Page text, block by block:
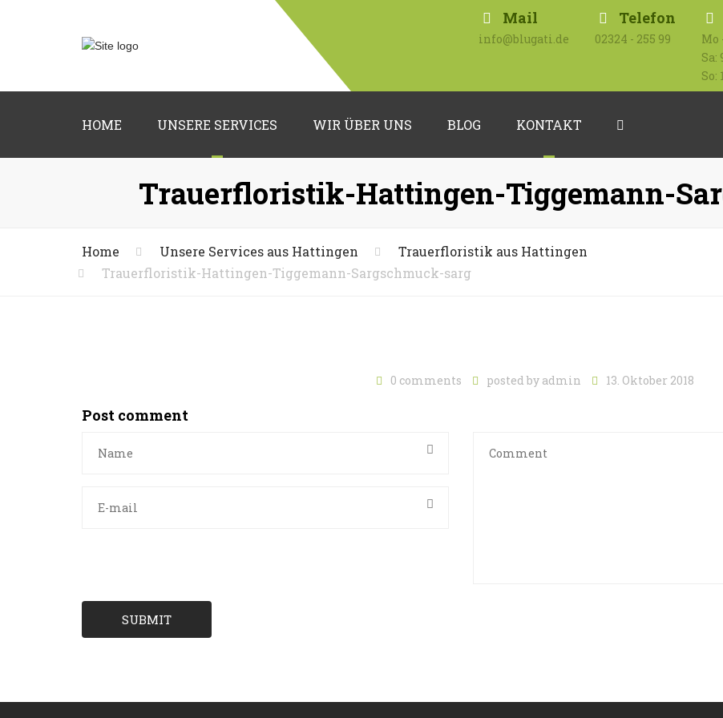
Mail
info@blugati.de
Telefon
02324 - 255 99
Mo
Sa:
So:
HOME UNSERE SERVICES
Trauerfloristik
Grabpflege
Deko
WIR ÜBER UNS BLOG KONTAKT
Datenschutzerklärung
Trauerfloristik-Hattingen-Tiggemann-
Home Unsere Services aus Hattingen
Trauerfloristik aus Hattingen
Trauerfloristik-Hattingen-Tiggemann-Sargschmuck-sarg
0 comments posted by admin 13. Oktober 2018
Post comment
SUBMIT